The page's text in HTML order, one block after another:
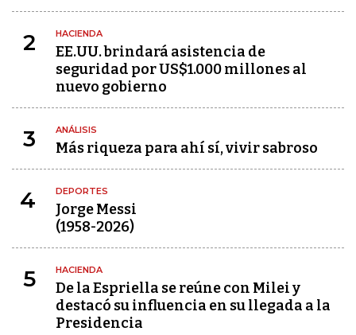
2 HACIENDA
EE.UU. brindará asistencia de
seguridad por US$1.000 millones al
nuevo gobierno
3 ANÁLISIS
Más riqueza para ahí sí, vivir sabroso
4 DEPORTES
Jorge Messi
(1958-2026)
5 HACIENDA
De la Espriella se reúne con Milei y
destacó su influencia en su llegada a la
Presidencia